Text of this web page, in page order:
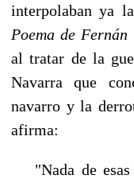
interpolaban ya
Poema de
al tratar de la
Navarra que
navarro y la
afirma:
"Nada de